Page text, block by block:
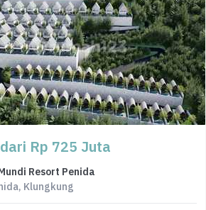
Rp 725 Juta
Resort Penida
Klungkung